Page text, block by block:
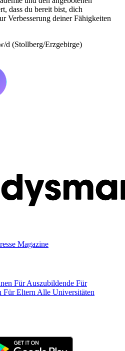
dass du bereit bist, dich
Verbesserung deiner Fähigkeiten
d (Stollberg/Erzgebirge)
Magazine
Für Auszubildende Für
Für Eltern Alle Universitäten